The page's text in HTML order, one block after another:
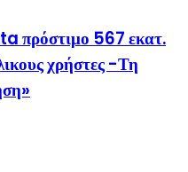
πρόστιμο 567 εκατ.
χρήστες -Τη